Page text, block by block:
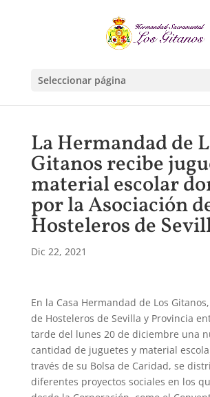
Seleccionar página
La Hermandad de
Gitanos recibe
material escolar
por la Asociación
Hosteleros de
Dic 22, 2021
En la Casa Hermandad de Los
de Hosteleros de Sevilla y Provincia
tarde del lunes 20 de diciembre una
cantidad de juguetes y material
través de su Bolsa de Caridad, se
diferentes proyectos sociales en los